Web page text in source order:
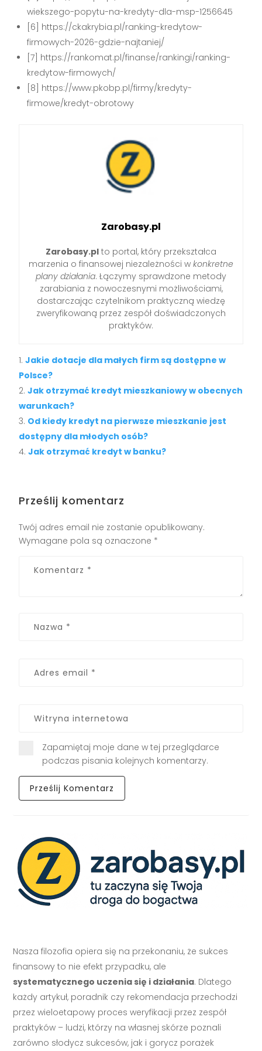
wiekszego-popytu-na-kredyty-dla-msp-1256645
[6] https://ckakrybia.pl/ranking-kredytow-
firmowych-2026-gdzie-najtaniej/
[7] https://rankomat.pl/finanse/rankingi/ranking-
kredytow-firmowych/
[8] https://www.pkobp.pl/firmy/kredyty-
firmowe/kredyt-obrotowy
Zarobasy.pl
Zarobasy.pl to portal, który przekształca
marzenia o finansowej niezależności w konkretne
plany działania. Łączymy sprawdzone metody
zarabiania z nowoczesnymi możliwościami,
dostarczając czytelnikom praktyczną wiedzę
zweryfikowaną przez zespół doświadczonych
praktyków.
Jakie dotacje dla małych firm są dostępne w
Polsce?
Jak otrzymać kredyt mieszkaniowy w obecnych
warunkach?
Od kiedy kredyt na pierwsze mieszkanie jest
dostępny dla młodych osób?
Jak otrzymać kredyt w banku?
Prześlij komentarz
Twój adres email nie zostanie opublikowany.
Wymagane pola są oznaczone *
Zapamiętaj moje dane w tej przeglądarce
podczas pisania kolejnych komentarzy.
Nasza filozofia opiera się na przekonaniu, że sukces
finansowy to nie efekt przypadku, ale
systematycznego uczenia się i działania. Dlatego
każdy artykuł, poradnik czy rekomendacja przechodzi
przez wieloetapowy proces weryfikacji przez zespół
praktyków – ludzi, którzy na własnej skórze poznali
zarówno słodycz sukcesów, jak i gorycz porażek